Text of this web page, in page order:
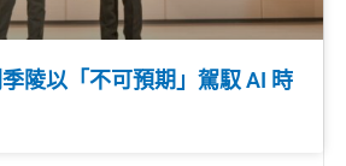
陵以「不可預期」駕馭 AI 時